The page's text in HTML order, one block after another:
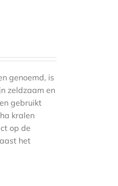
genoemd, is
zeldzaam en
gebruikt
kralen
op de
het